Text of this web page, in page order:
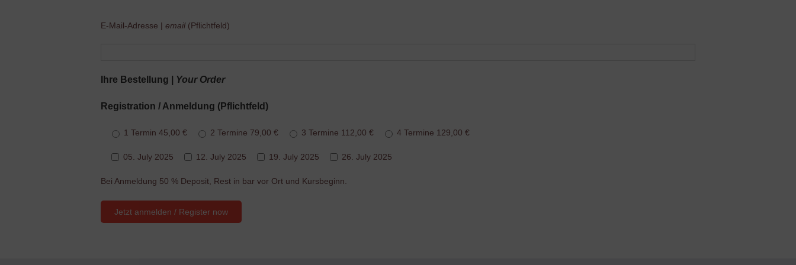
lasse
E-Mail-Adresse | email(Pflichtfeld)
Ihre Bestellung | Your Order
Registration / Anmeldung (Pflichtfeld)
1 Termin 45,00 € 2 Termine 79,00 € 3 Termine 112,00 € 4 Termine 129,00 €
05. July 2025 12. July 2025 19. July 2025 26. July 2025
Bei Anmeldung 50 % Deposit, Rest in bar vor Ort und Kursbeginn.